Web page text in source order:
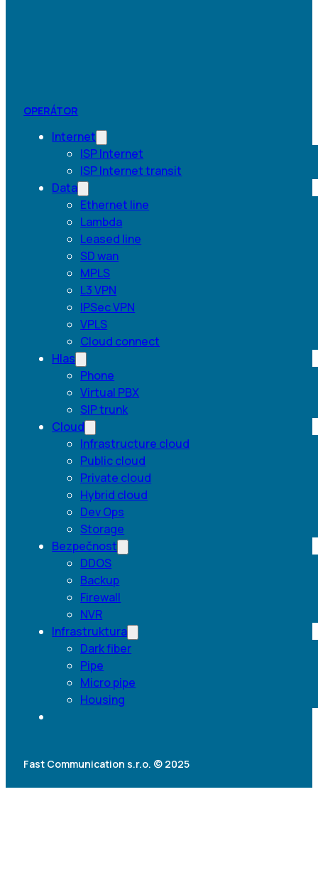
OPERÁTOR
Internet
ISP Internet
ISP Internet transit
Data
Ethernet line
Lambda
Leased line
SD wan
MPLS
L3 VPN
IPSec VPN
VPLS
Cloud connect
Hlas
Phone
Virtual PBX
SIP trunk
Cloud
Infrastructure cloud
Public cloud
Private cloud
Hybrid cloud
Dev Ops
Storage
Bezpečnost
DDOS
Backup
Firewall
NVR
Infrastruktura
Dark fiber
Pipe
Micro pipe
Housing
Fast Communication s.r.o. © 2025